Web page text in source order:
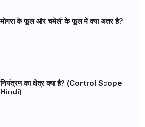
मोगरा के फूल और चमेली के फूल में क्या अंतर है?
नियंत्रण का क्षेत्र क्या है? (Control Scope
Hindi)